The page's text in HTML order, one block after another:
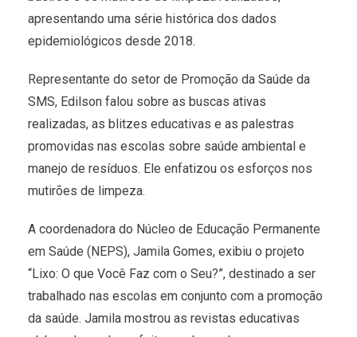
apresentando uma série histórica dos dados
epidemiológicos desde 2018.
Representante do setor de Promoção da Saúde da
SMS, Edilson falou sobre as buscas ativas
realizadas, as blitzes educativas e as palestras
promovidas nas escolas sobre saúde ambiental e
manejo de resíduos. Ele enfatizou os esforços nos
mutirões de limpeza.
A coordenadora do Núcleo de Educação Permanente
em Saúde (NEPS), Jamila Gomes, exibiu o projeto
“Lixo: O que Você Faz com o Seu?”, destinado a ser
trabalhado nas escolas em conjunto com a promoção
da saúde. Jamila mostrou as revistas educativas